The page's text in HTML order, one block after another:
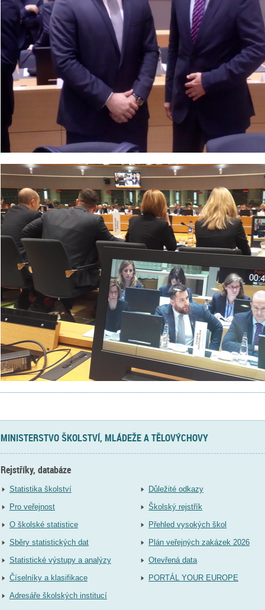
MINISTERSTVO ŠKOLSTVÍ, MLÁDEŽE A TĚLOVÝCHOVY
Rejstříky, databáze
Statistika školství
Pro veřejnost
O školské statistice
Sběry statistických dat
Statistické výstupy a analýzy
Číselníky a klasifikace
Adresáře školských institucí
Důležité odkazy
Školský rejstřík
Přehled vysokých škol
Plán veřejných zakázek 2026
Otevřená data
PORTÁL YOUR EUROPE